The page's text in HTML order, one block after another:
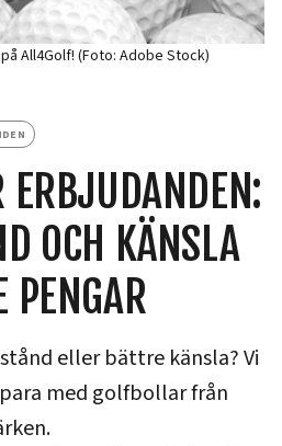
All4Golf! (Foto: Adobe Stock)
ERBJUDANDEN:
OCH KÄNSLA
PENGAR
eller bättre känsla? Vi
med golfbollar från